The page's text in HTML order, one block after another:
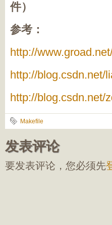
件）
参考：
http://
http://blog.csdn.net/
http://blog.csdn.net/
Makefile
发表评论
要发表评论，您必须先